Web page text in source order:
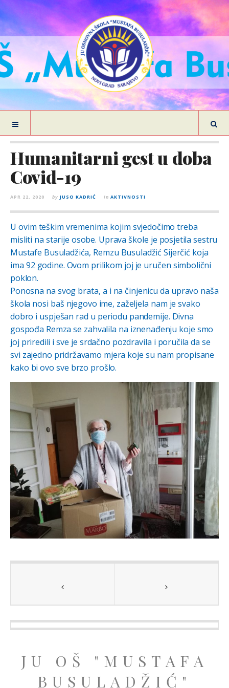
Humanitarni gest u doba
Covid-19
APR 22, 2020 by JUSO KADRIĆ in AKTIVNOSTI
U ovim teškim vremenima kojim svjedočimo treba
misliti na starije osobe. Uprava škole je posjetila sestru
Mustafe Busuladžića, Remzu Busuladžić Sijerčić koja
ima 92 godine. Ovom prilikom joj je uručen simbolični
poklon.
Ponosna na svog brata, a i na činjenicu da upravo naša
škola nosi baš njegovo ime, zaželjela nam je svako
dobro i uspješan rad u periodu pandemije. Divna
gospođa Remza se zahvalila na iznenađenju koje smo
joj priredili i sve je srdačno pozdravila i poručila da se
svi zajedno pridržavamo mjera koje su nam propisane
kako bi ovo sve brzo prošlo.
JU OŠ "MUSTAFA
BUSULADŽIĆ"